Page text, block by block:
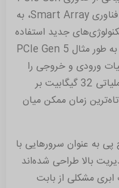
4 یا در نسل یازدهم PCIe Gen5 و فناوری Smart Array، به
جدید استفاده
کنند و عملکرد سرور را بهبود بخشند. به طور مثال PCIe Gen 5
ورودی و خروجی را
افزایش می‌دهد. این نسل با توان عملیاتی 32 گیگابیت بر
زمان ممکن میان
به عنوان سرورهایی با
بالا طراحی شده‌اند
ابری مشکلی از بابت